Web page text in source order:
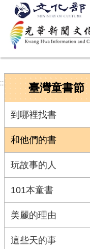
跳到主要內容區塊
臺灣童書節
到哪裡找書
和他們的書
玩故事的人
101本童書
美麗的理由
這些天的事